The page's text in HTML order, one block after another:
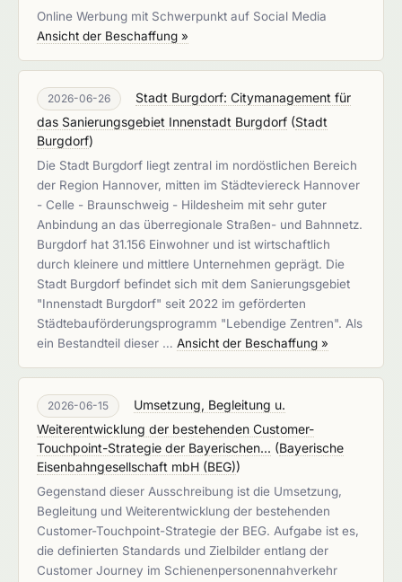
Online Werbung mit Schwerpunkt auf Social Media
Ansicht der Beschaffung »
2026-06-26
Stadt Burgdorf: Citymanagement für
das Sanierungsgebiet Innenstadt Burgdorf (Stadt
Burgdorf)
Die Stadt Burgdorf liegt zentral im nordöstlichen Bereich
der Region Hannover, mitten im Städteviereck Hannover
- Celle - Braunschweig - Hildesheim mit sehr guter
Anbindung an das überregionale Straßen- und Bahnnetz.
Burgdorf hat 31.156 Einwohner und ist wirtschaftlich
durch kleinere und mittlere Unternehmen geprägt. Die
Stadt Burgdorf befindet sich mit dem Sanierungsgebiet
"Innenstadt Burgdorf" seit 2022 im geförderten
Städtebauförderungsprogramm "Lebendige Zentren". Als
ein Bestandteil dieser … Ansicht der Beschaffung »
2026-06-15
Umsetzung, Begleitung u.
Weiterentwicklung der bestehenden Customer-
Touchpoint-Strategie der Bayerischen... (Bayerische
Eisenbahngesellschaft mbH (BEG))
Gegenstand dieser Ausschreibung ist die Umsetzung,
Begleitung und Weiterentwicklung der bestehenden
Customer-Touchpoint-Strategie der BEG. Aufgabe ist es,
die definierten Standards und Zielbilder entlang der
Customer Journey im Schienenpersonennahverkehr